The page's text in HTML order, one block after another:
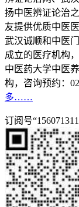
扬中医辨证论治
友提供优质中医
武汉诚顺和中医
成立的医疗机构
中医药大学中医
构，咨询预约：
多……
订阅号